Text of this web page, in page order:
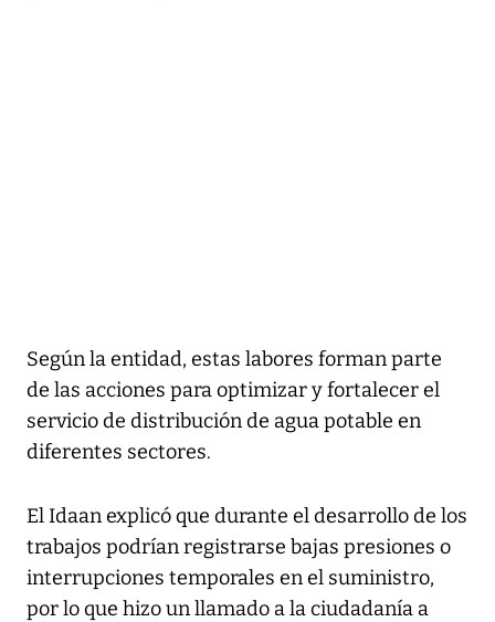
Según la entidad, estas labores forman parte
de las acciones para optimizar y fortalecer el
servicio de distribución de agua potable en
diferentes sectores.
El Idaan explicó que durante el desarrollo de los
trabajos podrían registrarse bajas presiones o
interrupciones temporales en el suministro,
por lo que hizo un llamado a la ciudadanía a